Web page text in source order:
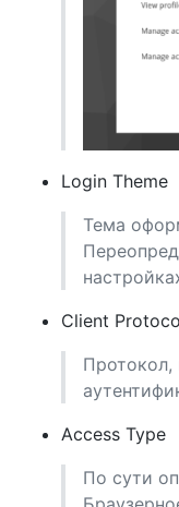
Login Theme
Тема
Client
Протокол,
Access Type
По сути